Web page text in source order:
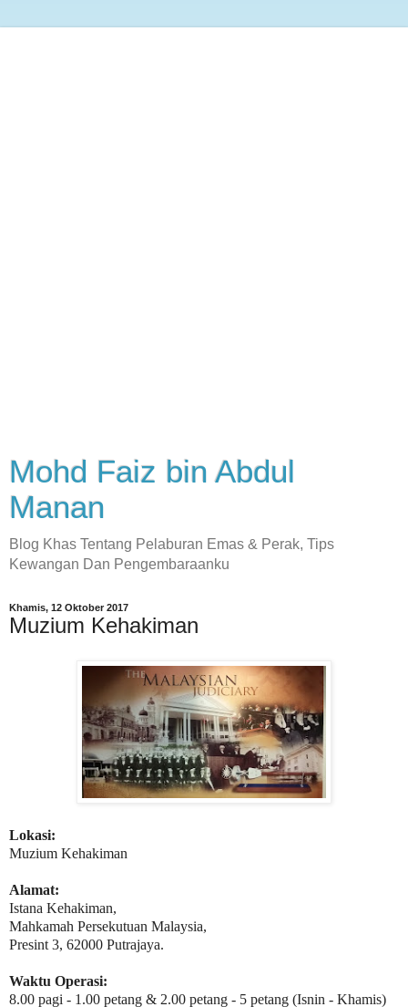
Mohd Faiz bin Abdul
Manan
Blog Khas Tentang Pelaburan Emas & Perak, Tips
Kewangan Dan Pengembaraanku
Khamis, 12 Oktober 2017
Muzium Kehakiman
Lokasi:
Muzium Kehakiman
Alamat:
Istana Kehakiman,
Mahkamah Persekutuan Malaysia,
Presint 3, 62000 Putrajaya.
Waktu Operasi:
8.00 pagi - 1.00 petang & 2.00 petang - 5 petang (Isnin - Khamis)